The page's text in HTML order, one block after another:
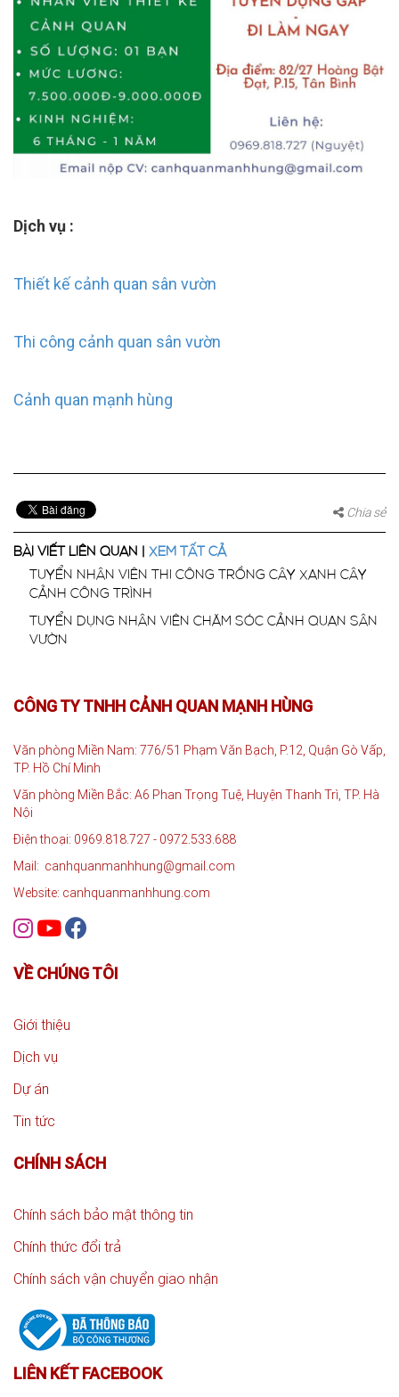
Dịch vụ :
Thiết kế cảnh quan sân vườn
Thi công cảnh quan sân vườn
Cảnh quan mạnh hùng
Chia sẻ
BÀI VIẾT LIÊN QUAN | XEM TẤT CẢ
TUYỂN NHÂN VIÊN THI CÔNG TRỒNG CÂY XANH CÂY
CẢNH CÔNG TRÌNH
TUYỂN DỤNG NHÂN VIÊN CHĂM SÓC CẢNH QUAN SÂN
VƯỜN
CÔNG TY TNHH CẢNH QUAN MẠNH HÙNG
Văn phòng Miền Nam: 776/51 Phạm Văn Bạch, P.12, Quận Gò Vấp,
TP. Hồ Chí Minh
Văn phòng Miền Bắc: A6 Phan Trọng Tuệ, Huyện Thanh Trì, TP. Hà
Nội
Điện thoại: 0969.818.727 - 0972.533.688
Mail: canhquanmanhhung@gmail.com
Website: canhquanmanhhung.com
VỀ CHÚNG TÔI
Giới thiệu
Dịch vụ
Dự án
Tin tức
CHÍNH SÁCH
Chính sách bảo mật thông tin
Chính thức đổi trả
Chính sách vận chuyển giao nhận
LIÊN KẾT FACEBOOK